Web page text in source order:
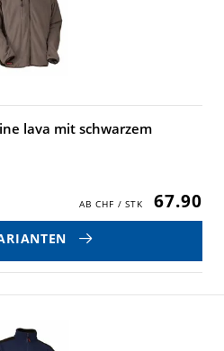
lava mit schwarzem
67.90